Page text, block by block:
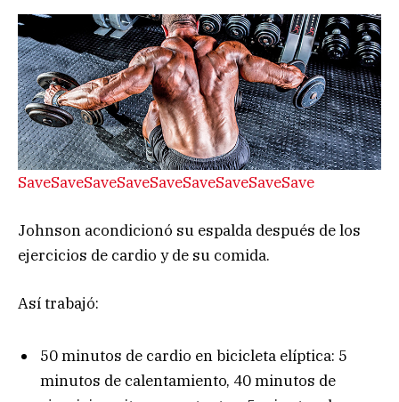
SaveSaveSaveSaveSaveSaveSaveSaveSave
Johnson acondicionó su espalda después de los
ejercicios de cardio y de su comida.
Así trabajó:
50 minutos de cardio en bicicleta elíptica: 5
minutos de calentamiento, 40 minutos de